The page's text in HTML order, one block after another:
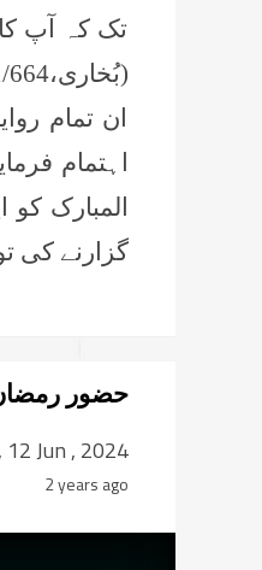
تک کہ آپ
(بُخاری،
/664،
ان تمام
اہتمام
المبارک
گزارنے کی
حضور رمضان
12 Jun , 2024
2 years ago